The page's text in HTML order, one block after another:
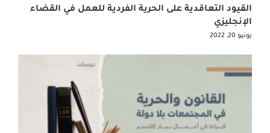
القيود التعاقدية على الحرية الفردية للعمل في القضاء
الإنجليزي
يونيو 20, 2022